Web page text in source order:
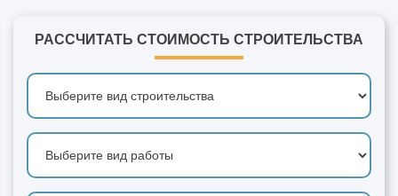
РАССЧИТАТЬ СТОИМОСТЬ СТРОИТЕЛЬСТВА